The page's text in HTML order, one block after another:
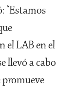
“Estamos
el LAB en el
llevó a cabo